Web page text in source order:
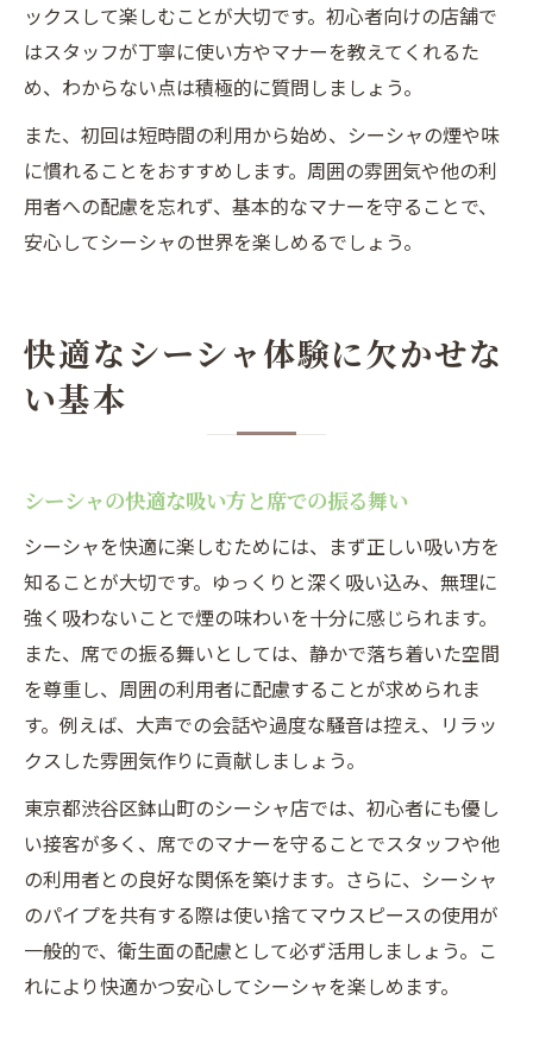
ックスして楽しむことが大切です。初心者向けの店舗で
はスタッフが丁寧に使い方やマナーを教えてくれるた
め、わからない点は積極的に質問しましょう。
また、初回は短時間の利用から始め、シーシャの煙や味
に慣れることをおすすめします。周囲の雰囲気や他の利
用者への配慮を忘れず、基本的なマナーを守ることで、
安心してシーシャの世界を楽しめるでしょう。
快適なシーシャ体験に欠かせな
い基本
シーシャの快適な吸い方と席での振る舞い
シーシャを快適に楽しむためには、まず正しい吸い方を
知ることが大切です。ゆっくりと深く吸い込み、無理に
強く吸わないことで煙の味わいを十分に感じられます。
また、席での振る舞いとしては、静かで落ち着いた空間
を尊重し、周囲の利用者に配慮することが求められま
す。例えば、大声での会話や過度な騒音は控え、リラッ
クスした雰囲気作りに貢献しましょう。
東京都渋谷区鉢山町のシーシャ店では、初心者にも優し
い接客が多く、席でのマナーを守ることでスタッフや他
の利用者との良好な関係を築けます。さらに、シーシャ
のパイプを共有する際は使い捨てマウスピースの使用が
一般的で、衛生面の配慮として必ず活用しましょう。こ
れにより快適かつ安心してシーシャを楽しめます。